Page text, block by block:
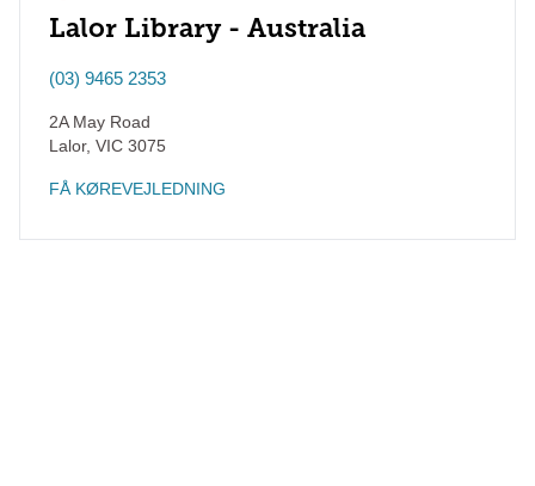
Lalor Library - Australia
(03) 9465 2353
2A May Road
Lalor, VIC 3075
FÅ KØREVEJLEDNING